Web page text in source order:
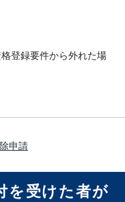
登録要件から外れた場
申請
を受けた者が